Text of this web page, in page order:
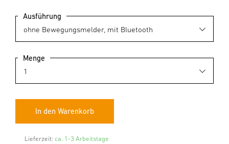
Ausführung
Menge
Lieferzeit: ca. 1-3 Arbeitstage